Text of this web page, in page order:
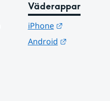
Väderappar
iPhone
Länk till
Android
Länk till